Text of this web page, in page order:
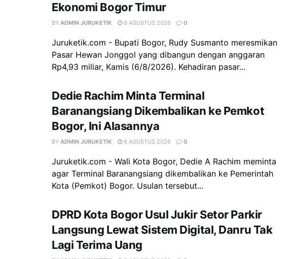
Ekonomi Bogor Timur
BY ADMIN JURUKETIK 6 AGUSTUS 2026 0
Juruketik.com - Bupati Bogor, Rudy Susmanto meresmikan
Pasar Hewan Jonggol yang dibangun dengan anggaran
Rp4,93 miliar, Kamis (6/8/2026). Kehadiran pasar...
Dedie Rachim Minta Terminal
Baranangsiang Dikembalikan ke Pemkot
Bogor, Ini Alasannya
BY ADMIN JURUKETIK 6 AGUSTUS 2026 0
‎Juruketik.com - Wali Kota Bogor, Dedie A Rachim meminta
agar Terminal Baranangsiang dikembalikan ke Pemerintah
Kota (Pemkot) Bogor. Usulan tersebut...
DPRD Kota Bogor Usul Jukir Setor Parkir
Langsung Lewat Sistem Digital, Danru Tak
Lagi Terima Uang